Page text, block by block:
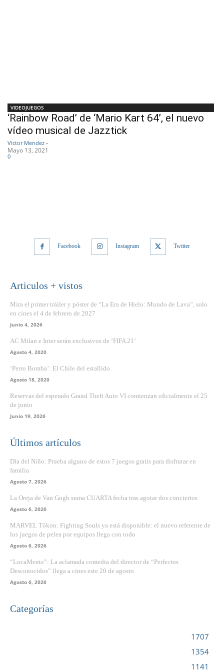
VIDEOJUEGOS
‘Rainbow Road’ de ‘Mario Kart 64’, el nuevo
vídeo musical de Jazztick
Victor Mendez -
Mayo 13, 2021
0
Facebook Instagram Twitter
Articulos + vistos
Mira el primer tráiler y póster de “La Era de Hielo: Mundo de Lava”, solo
en cines el 4 de febrero de 2027
Junio 4, 2026
AC Milan e Inter serán exclusivos de ‘FIFA 21’
Agosto 4, 2020
‘Perro Bomba’: El Chile del estallido
Agosto 18, 2020
Reservas del esperado Grand Theft Auto VI comienzan oficialmente el 25
de junio
Junio 19, 2026
Últimos artículos
Día del Niño: Prueba alguno de estos 7 juegos gratis para disfrutar en
familia
Agosto 7, 2026
La Oreja de Van Gogh suma CUARTA fecha tras agotar dos conciertos
Agosto 6, 2026
MARVEL Tōkon: Fighting Souls ya está disponible: el nuevo referente de
los juegos de pelea por equipos llega con todo
Agosto 6, 2026
“LocaMente”: La aclamada comedia del director de “Perfectos
Desconocidos” llega a cines este 20 de agosto
Agosto 6, 2026
Categorías
1707
1354
1141